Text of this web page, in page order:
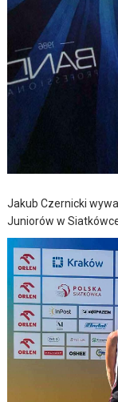
Jakub Czernicki
Juniorów w